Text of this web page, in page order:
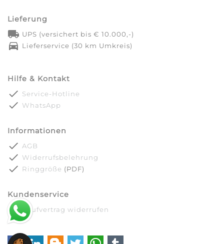
Lieferung
local_shipping UPS (versichert bis € 10.000,-)
directions_car Lieferservice (30 km Umkreis)
Hilfe & Kontakt
done Service-Hotline
done WhatsApp
Informationen
done AGB
done Widerrufsbelehrung
done Ringgröße (PDF)
Kundenservice
done Kaufvertrag widerrufen